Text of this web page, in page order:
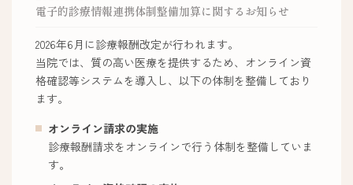
電子的診療情報連携体制整備加算に関するお知らせ
2026年6月に診療報酬改定が行われます。
当院では、質の高い医療を提供するため、オンライン資
格確認等システムを導入し、以下の体制を整備しており
ます。
オンライン請求の実施
診療報酬請求をオンラインで行う体制を整備していま
す。